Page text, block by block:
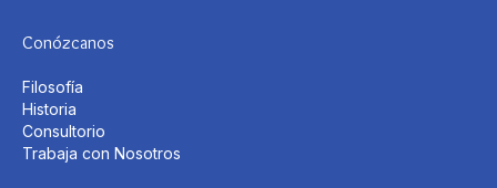
Conózcanos
Filosofía
Historia
Consultorio
Trabaja con Nosotros